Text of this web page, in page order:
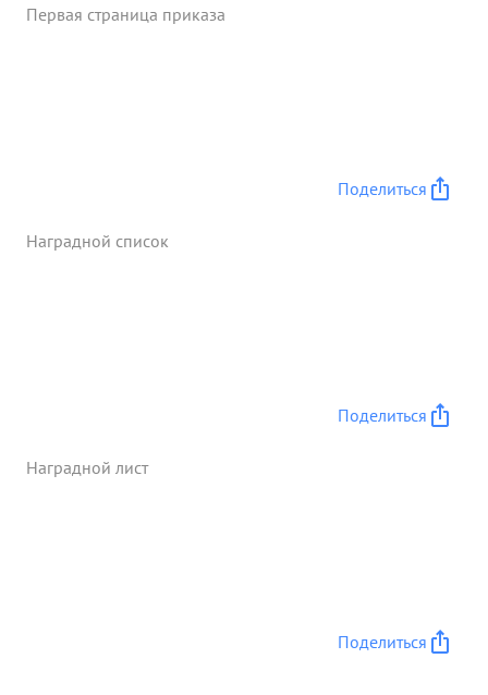
Первая страница приказа
Поделиться
Наградной список
Поделиться
Наградной лист
Поделиться